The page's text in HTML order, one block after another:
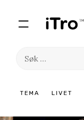
TEMA LIVET
Søk
innhold